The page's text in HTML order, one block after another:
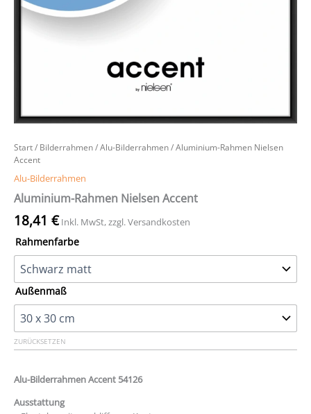
Start/ Bilderrahmen/Alu-Bilderrahmen/ Aluminium-Rahmen Nielsen
Accent
Alu-Bilderrahmen
Aluminium-Rahmen Nielsen Accent
18,41 € Inkl. MwSt, zzgl. Versandkosten
Rahmenfarbe
Außenmaß
ZURÜCKSETZEN
Alu-Bilderrahmen Accent 54126
Ausstattung